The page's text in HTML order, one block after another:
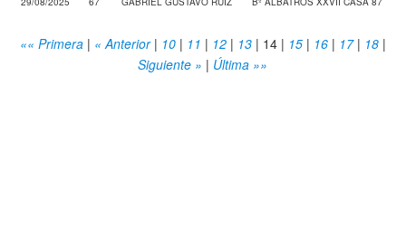
«« Primera | « Anterior| 10 | 11 | 12 | 13 | 14 | 15 | 16 | 17| 18 |
Siguiente » | Última »»